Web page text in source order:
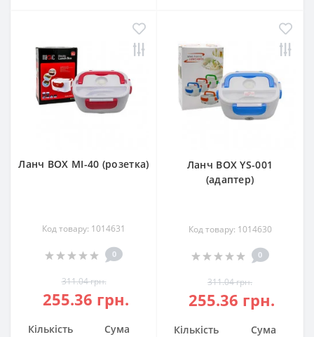
Ланч BOX MI-40 (розетка)
Код товару: 1014631
0
311.04 грн.
255.36 грн.
Кількість Сума
Ланч BOX YS-001
(адаптер)
Код товару: 1014630
0
311.04 грн.
255.36 грн.
Кількість Сума